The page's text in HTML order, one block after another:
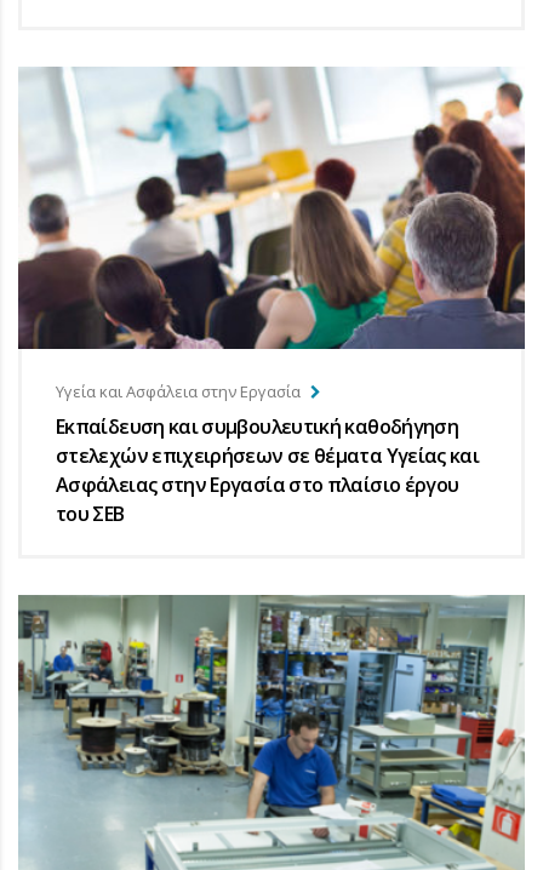
Υγεία και Ασφάλεια στην Εργασία
Εκπαίδευση και συμβουλευτική καθοδήγηση
στελεχών επιχειρήσεων σε θέματα Υγείας και
Ασφάλειας στην Εργασία στο πλαίσιο έργου
του ΣΕΒ